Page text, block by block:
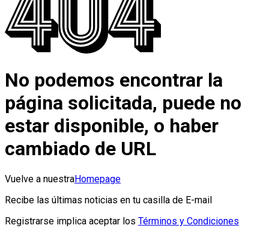
No podemos encontrar la
página solicitada, puede no
estar disponible, o haber
cambiado de URL
Vuelve a nuestraHomepage
Recibe las últimas noticias en tu casilla de E-mail
Registrarse implica aceptar los Términos y Condiciones